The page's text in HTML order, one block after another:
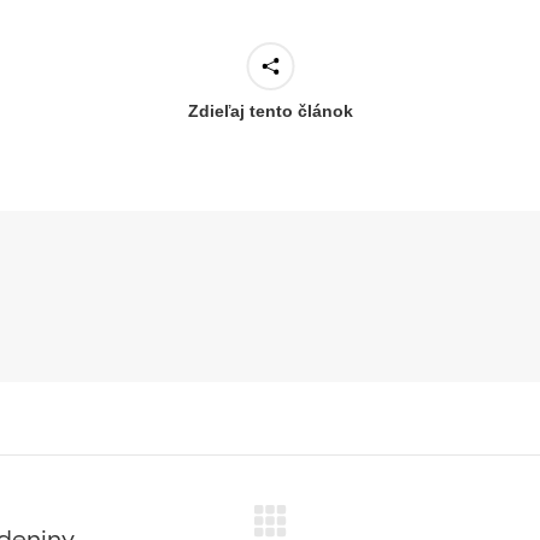
Zdieľaj tento článok